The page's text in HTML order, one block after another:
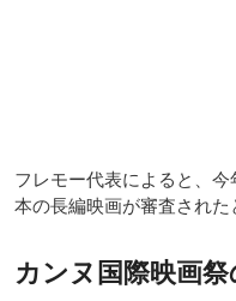
フレモー代表によると、
本の長編映画が審査された
カンヌ国際映画